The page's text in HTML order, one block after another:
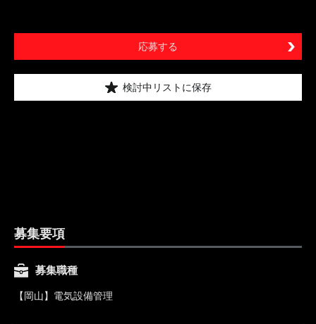
応募する
検討中リストに保存
募集要項
募集職種
【岡山】電気設備管理